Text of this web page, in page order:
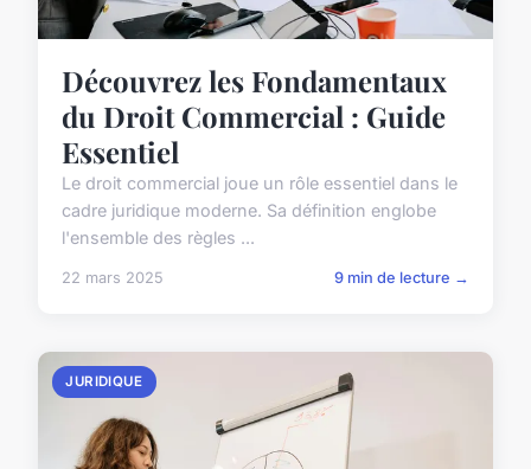
Découvrez les Fondamentaux
du Droit Commercial : Guide
Essentiel
Le droit commercial joue un rôle essentiel dans le
cadre juridique moderne. Sa définition englobe
l'ensemble des règles ...
22 mars 2025 9 min de lecture →
JURIDIQUE